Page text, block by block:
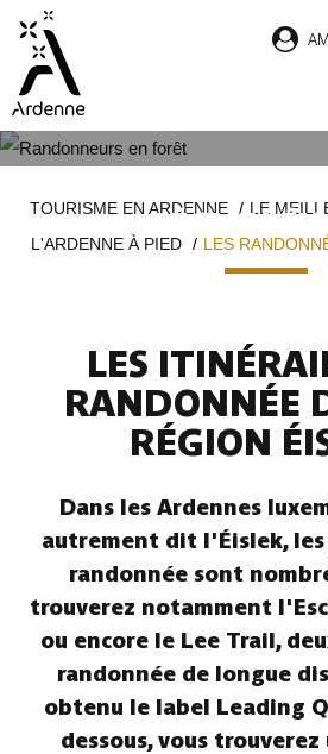
contenu
principal
RÉGION
d'ArianeTOURISME EN ARDENNE
LE
L'ARDENNE À PIED
LES
LES
RANDONNÉE
RÉGION
Dans les Ardennes
autrement dit l'Éislek,
randonnée sont
trouverez notamment
ou encore le Lee Trail,
randonnée de longue
obtenu le label Leading
dessous, vous